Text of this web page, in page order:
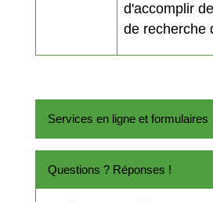
d'accomplir
de recherche
Services en ligne et formulaires
Questions ? Réponses !